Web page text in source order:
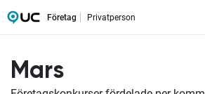
Företag Privatperson
Mars